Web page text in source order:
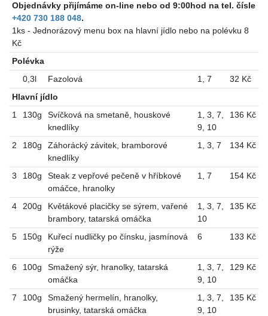
Objednávky přijímáme on-line nebo od 9:00hod na tel. čísle
+420 730 188 048.
1ks - Jednorázový menu box na hlavní jídlo nebo na polévku 8
Kč
Polévka
0,3l
Fazolová 1, 7
32 Kč
Hlavní jídlo
1
130g
Svíčková na smetaně, houskové
knedlíky
1, 3, 7,
9, 10
136 Kč
2 180g
Záhorácký závitek, bramborové
knedlíky
1, 3, 7 134 Kč
3 180g
Steak z vepřové pečeně v hříbkové
omáčce, hranolky
1, 7 154 Kč
4 200g
Květákové placičky se sýrem, vařené
brambory, tatarská omáčka
1, 3, 7,
10
135 Kč
5 150g
Kuřecí nudličky po čínsku, jasmínová
rýže
6 133 Kč
6 100g
Smažený sýr, hranolky, tatarská
omáčka
1, 3, 7,
9, 10
129 Kč
7 100g
Smažený hermelín, hranolky,
brusinky, tatarská omáčka
1, 3, 7,
9, 10
135 Kč